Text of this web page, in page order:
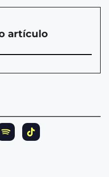
artículo